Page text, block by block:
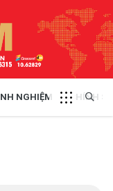
NGHIỆM CHÍNH